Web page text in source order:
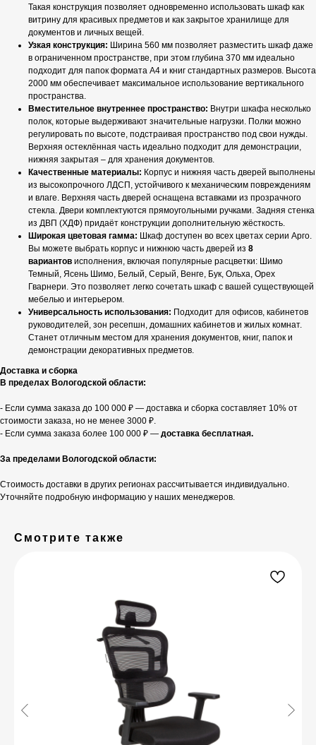
Такая конструкция позволяет одновременно использовать шкаф как
витрину для красивых предметов и как закрытое хранилище для
документов и личных вещей.
Узкая конструкция: Ширина 560 мм позволяет разместить шкаф даже
в ограниченном пространстве, при этом глубина 370 мм идеально
подходит для папок формата А4 и книг стандартных размеров. Высота
2000 мм обеспечивает максимальное использование вертикального
пространства.
Вместительное внутреннее пространство: Внутри шкафа несколько
полок, которые выдерживают значительные нагрузки. Полки можно
регулировать по высоте, подстраивая пространство под свои нужды.
Верхняя остеклённая часть идеально подходит для демонстрации,
нижняя закрытая – для хранения документов.
Качественные материалы: Корпус и нижняя часть дверей выполнены
из высокопрочного ЛДСП, устойчивого к механическим повреждениям
и влаге. Верхняя часть дверей оснащена вставками из прозрачного
стекла. Двери комплектуются прямоугольными ручками. Задняя стенка
из ДВП (ХДФ) придаёт конструкции дополнительную жёсткость.
Широкая цветовая гамма: Шкаф доступен во всех цветах серии Арго.
Вы можете выбрать корпус и нижнюю часть дверей из 8
вариантов исполнения, включая популярные расцветки: Шимо
Темный, Ясень Шимо, Белый, Серый, Венге, Бук, Ольха, Орех
Гварнери. Это позволяет легко сочетать шкаф с вашей существующей
мебелью и интерьером.
Универсальность использования: Подходит для офисов, кабинетов
руководителей, зон ресепшн, домашних кабинетов и жилых комнат.
Станет отличным местом для хранения документов, книг, папок и
демонстрации декоративных предметов.
Доставка и сборка
В пределах Вологодской области:
- Если сумма заказа до 100 000 ₽ — доставка и сборка составляет 10% от
стоимости заказа, но не менее 3000 ₽.
- Если сумма заказа более 100 000 ₽ — доставка бесплатная.
За пределами Вологодской области:
Стоимость доставки в других регионах рассчитывается индивидуально.
Уточняйте подробную информацию у наших менеджеров.
Смотрите также